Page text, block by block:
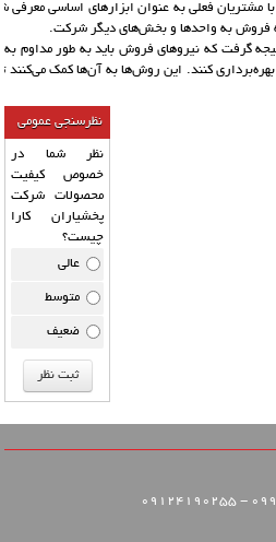
مشتریان فعلی به عنوان ابزارهای اساسی
فروش به واحدها و بخش‌های دیگر شرکت.
گرفت که نیروهای فروش باید به طور مداوم به
کنند. این روش‌ها به آن‌ها کمک می‌کنند
نظرسنجی عمومی
نظر شما در
خصوص کیفیت
محصولات شرکت
پخشیاران کارا
چیست؟
عالی
متوسط
ضعیف